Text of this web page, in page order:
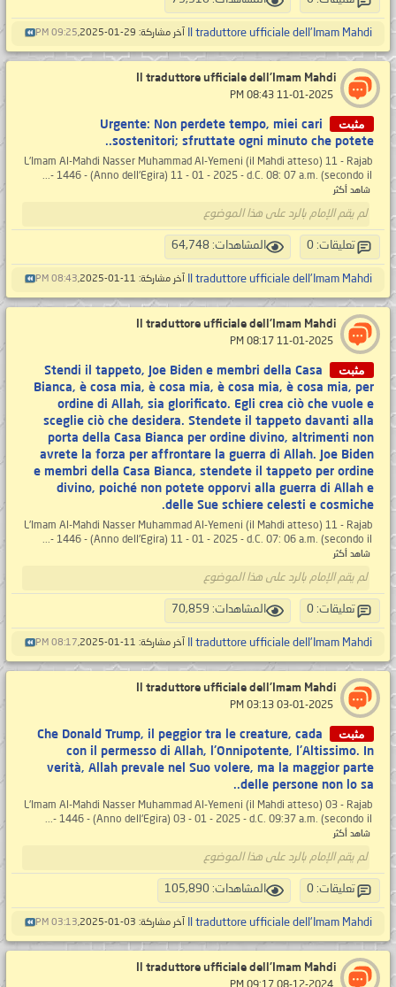
Il traduttore ufficiale dell'Imam Mahdi آخر مشاركة: 29-01-2025, 09:25 PM
Il traduttore ufficiale dell'Imam Mahdi
مثبت
Urgente: Non perdete tempo, miei cari
sostenitori; sfruttate ogni minuto che potete..
L'Imam Al-Mahdi Nasser Muhammad Al-Yemeni (il Mahdi atteso) 11 - Rajab
- 1446 - (Anno dell'Egira) 11 - 01 - 2025 - d.C. 08: 07 a.m. (secondo il...
شاهد أكثر
لم يقم الإمام بالرد على هذا الموضوع
تعليقات: 0 المشاهدات: 64,748
Il traduttore ufficiale dell'Imam Mahdi آخر مشاركة: 11-01-2025, 08:43 PM
Il traduttore ufficiale dell'Imam Mahdi
مثبت
Stendi il tappeto, Joe Biden e membri della Casa
Bianca, è cosa mia, è cosa mia, è cosa mia, è cosa mia, per
ordine di Allah, sia glorificato. Egli crea ciò che vuole e
sceglie ciò che desidera. Stendete il tappeto davanti alla
porta della Casa Bianca per ordine divino, altrimenti non
avrete la forza per affrontare la guerra di Allah. Joe Biden
e membri della Casa Bianca, stendete il tappeto per ordine
divino, poiché non potete opporvi alla guerra di Allah e
delle Sue schiere celesti e cosmiche.
L'Imam Al-Mahdi Nasser Muhammad Al-Yemeni (il Mahdi atteso) 11 - Rajab
- 1446 - (Anno dell'Egira) 11 - 01 - 2025 - d.C. 07: 06 a.m. (secondo il...
شاهد أكثر
لم يقم الإمام بالرد على هذا الموضوع
تعليقات: 0 المشاهدات: 70,859
Il traduttore ufficiale dell'Imam Mahdi آخر مشاركة: 11-01-2025, 08:17 PM
Il traduttore ufficiale dell'Imam Mahdi
مثبت
Che Donald Trump, il peggior tra le creature, cada
con il permesso di Allah, l'Onnipotente, l'Altissimo. In
verità, Allah prevale nel Suo volere, ma la maggior parte
delle persone non lo sa..
L'Imam Al-Mahdi Nasser Muhammad Al-Yemeni (il Mahdi atteso) 03 - Rajab
- 1446 - (Anno dell'Egira) 03 - 01 - 2025 - d.C. 09:37 a.m. (secondo il...
شاهد أكثر
لم يقم الإمام بالرد على هذا الموضوع
تعليقات: 0 المشاهدات: 105,890
Il traduttore ufficiale dell'Imam Mahdi آخر مشاركة: 03-01-2025, 03:13 PM
Il traduttore ufficiale dell'Imam Mahdi